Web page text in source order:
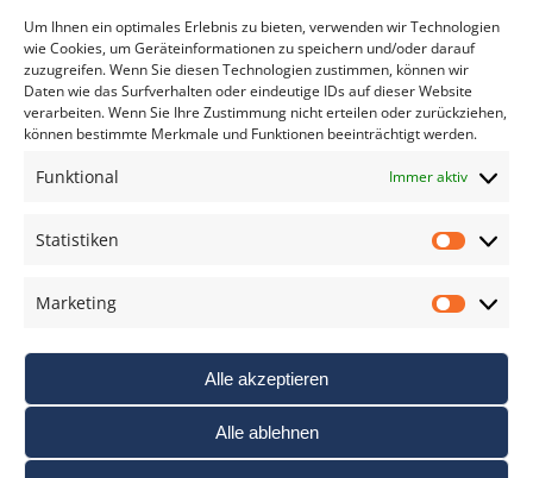
Um Ihnen ein optimales Erlebnis zu bieten, verwenden wir Technologien
wie Cookies, um Geräteinformationen zu speichern und/oder darauf
zuzugreifen. Wenn Sie diesen Technologien zustimmen, können wir
Daten wie das Surfverhalten oder eindeutige IDs auf dieser Website
verarbeiten. Wenn Sie Ihre Zustimmung nicht erteilen oder zurückziehen,
können bestimmte Merkmale und Funktionen beeinträchtigt werden.
Funktional Immer aktiv
Statistiken
Marketing
Alle akzeptieren
Alle ablehnen
*